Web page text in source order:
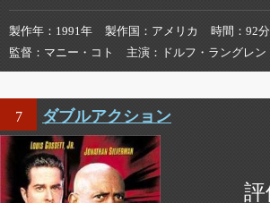
製作年 1991年 製作国 アメリカ 時間
92分
監督
マニー・コト 主演 ドルフ・ラングレン
7 ダブルアクション